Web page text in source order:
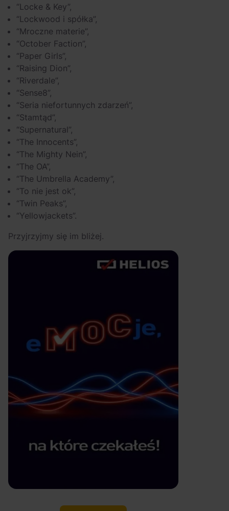
“Locke & Key”,
“Lockwood i spółka”,
“Mroczne materie”,
“October Faction”,
“Paper Girls”,
“Raising Dion”,
“Riverdale”,
“Sense8”,
“Seria niefortunnych zdarzeń”,
“Stamtąd”,
“Supernatural”,
“The Innocents”,
“The Mighty Nein”,
“The OA”,
“The Umbrella Academy”,
“To nie jest ok”,
“Twin Peaks”,
“Yellowjackets”.
Przyjrzyjmy się im bliżej.